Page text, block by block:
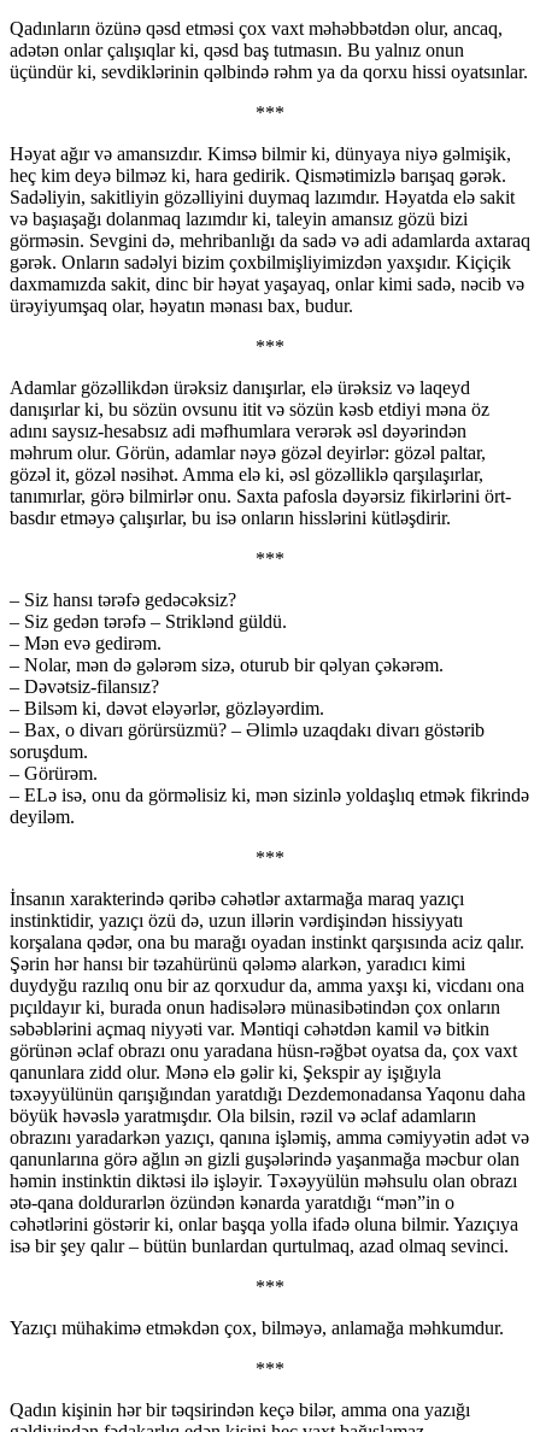
Qadınların özünə qəsd etməsi çox vaxt məhəbbətdən olur, ancaq,
adətən onlar çalışıqlar ki, qəsd baş tutmasın. Bu yalnız onun
üçündür ki, sevdiklərinin qəlbində rəhm ya da qorxu hissi oyatsınlar.
***
Həyat ağır və amansızdır. Kimsə bilmir ki, dünyaya niyə gəlmişik,
heç kim deyə bilməz ki, hara gedirik. Qismətimizlə barışaq gərək.
Sadəliyin, sakitliyin gözəlliyini duymaq lazımdır. Həyatda elə sakit
və başıaşağı dolanmaq lazımdır ki, taleyin amansız gözü bizi
görməsin. Sevgini də, mehribanlığı da sadə və adi adamlarda axtaraq
gərək. Onların sadəlyi bizim çoxbilmişliyimizdən yaxşıdır. Kiçiçik
daxmamızda sakit, dinc bir həyat yaşayaq, onlar kimi sadə, nəcib və
ürəyiyumşaq olar, həyatın mənası bax, budur.
***
Adamlar gözəllikdən ürəksiz danışırlar, elə ürəksiz və laqeyd
danışırlar ki, bu sözün ovsunu itit və sözün kəsb etdiyi məna öz
adını saysız-hesabsız adi məfhumlara verərək əsl dəyərindən
məhrum olur. Görün, adamlar nəyə gözəl deyirlər: gözəl paltar,
gözəl it, gözəl nəsihət. Amma elə ki, əsl gözəlliklə qarşılaşırlar,
tanımırlar, görə bilmirlər onu. Saxta pafosla dəyərsiz fikirlərini ört-
basdır etməyə çalışırlar, bu isə onların hisslərini kütləşdirir.
***
– Siz hansı tərəfə gedəcəksiz?
– Siz gedən tərəfə – Striklənd güldü.
– Mən evə gedirəm.
– Nolar, mən də gələrəm sizə, oturub bir qəlyan çəkərəm.
– Dəvətsiz-filansız?
– Bilsəm ki, dəvət eləyərlər, gözləyərdim.
– Bax, o divarı görürsüzmü? – Əlimlə uzaqdakı divarı göstərib
soruşdum.
– Görürəm.
– ELə isə, onu da görməlisiz ki, mən sizinlə yoldaşlıq etmək fikrində
deyiləm.
***
İnsanın xarakterində qəribə cəhətlər axtarmağa maraq yazıçı
instinktidir, yazıçı özü də, uzun illərin vərdişindən hissiyyatı
korşalana qədər, ona bu marağı oyadan instinkt qarşısında aciz qalır.
Şərin hər hansı bir təzahürünü qələmə alarkən, yaradıcı kimi
duydyğu razılıq onu bir az qorxudur da, amma yaxşı ki, vicdanı ona
pıçıldayır ki, burada onun hadisələrə münasibətindən çox onların
səbəblərini açmaq niyyəti var. Məntiqi cəhətdən kamil və bitkin
görünən əclaf obrazı onu yaradana hüsn-rəğbət oyatsa da, çox vaxt
qanunlara zidd olur. Mənə elə gəlir ki, Şekspir ay işığıyla
təxəyyülünün qarışığından yaratdığı Dezdemonadansa Yaqonu daha
böyük həvəslə yaratmışdır. Ola bilsin, rəzil və əclaf adamların
obrazını yaradarkən yazıçı, qanına işləmiş, amma cəmiyyətin adət və
qanunlarına görə ağlın ən gizli guşələrində yaşanmağa məcbur olan
həmin instinktin diktəsi ilə işləyir. Təxəyyülün məhsulu olan obrazı
ətə-qana doldurarlən özündən kənarda yaratdığı “mən”in o
cəhətlərini göstərir ki, onlar başqa yolla ifadə oluna bilmir. Yazıçıya
isə bir şey qalır – bütün bunlardan qurtulmaq, azad olmaq sevinci.
***
Yazıçı mühakimə etməkdən çox, bilməyə, anlamağa məhkumdur.
***
Qadın kişinin hər bir təqsirindən keçə bilər, amma ona yazığı